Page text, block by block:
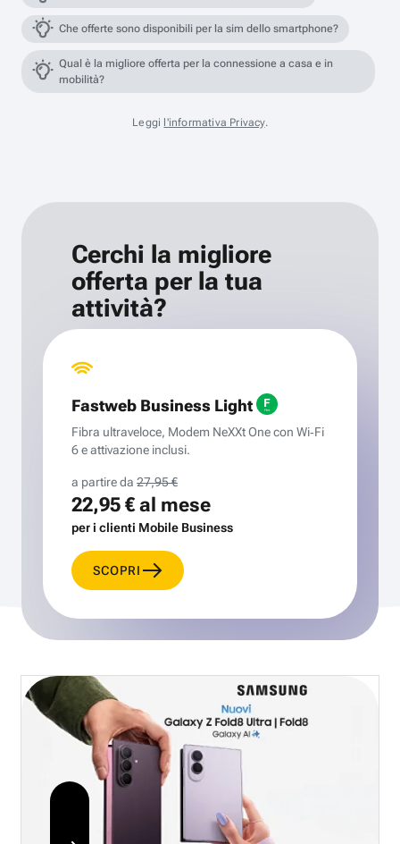
Che offerte sono disponibili per la sim dello smartphone?
Qual è la migliore offerta per la connessione a casa e in
mobilità?
Leggi l'informativa Privacy.
Cerchi la migliore
offerta per la tua
attività?
Fastweb Business Light
Fibra ultraveloce, Modem NeXXt One con Wi‑Fi
6 e attivazione inclusi.
a partire da 27,95 €
22,95 €al mese
per i clienti Mobile Business
SCOPRI